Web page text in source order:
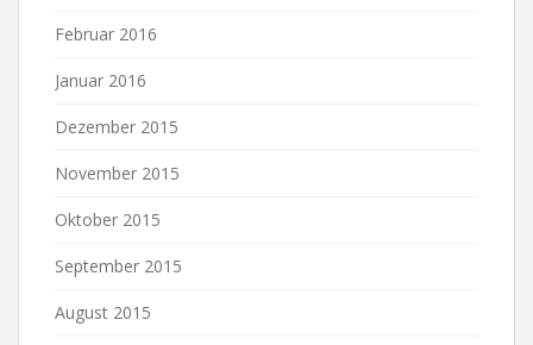
Februar 2016
Januar 2016
Dezember 2015
November 2015
Oktober 2015
September 2015
August 2015